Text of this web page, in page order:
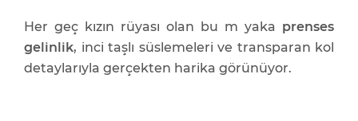
Her geç kızın rüyası olan bu m yaka prenses
gelinlik, inci taşlı süslemeleri ve transparan kol
detaylarıyla gerçekten harika görünüyor.